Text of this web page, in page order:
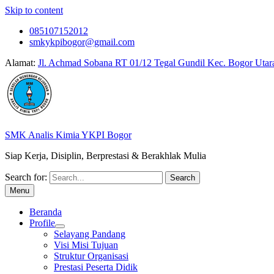
Skip to content
085107152012
smkykpibogor@gmail.com
Alamat: Jl. Achmad Sobana RT 01/12 Tegal Gundil Kec. Bogor
SMK Analis Kimia YKPI Bogor
Siap Kerja, Disiplin, Berprestasi & Berakhlak Mulia
Search for:
Menu
Beranda
Profile
Selayang Pandang
Visi Misi Tujuan
Struktur Organisasi
Prestasi Peserta Didik